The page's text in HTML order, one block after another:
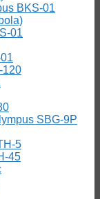
BKS-01
01
120
SBG-9P
5
45